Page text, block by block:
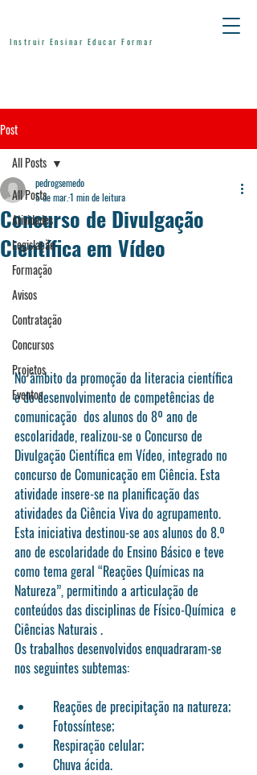
Instruir Ensinar Educar Formar
Post
All Posts
Atividades
Legislação
Formação
Avisos
Contratação
Concursos
Projetos
Eventos
All Posts
Concurso de Divulgação
Científica em Vídeo
pedrogsemedo
5 de mar. 1 min de leitura
No âmbito da promoção da literacia científica
e do desenvolvimento de competências de
comunicação  dos alunos do 8º ano de
escolaridade, realizou-se o Concurso de
Divulgação Científica em Vídeo, integrado no
concurso de Comunicação em Ciência. Esta
atividade insere-se na planificação das
atividades da Ciência Viva do agrupamento.
Esta iniciativa destinou-se aos alunos do 8.º
ano de escolaridade do Ensino Básico e teve
como tema geral “Reações Químicas na
Natureza”, permitindo a articulação de
conteúdos das disciplinas de Físico-Química  e
Ciências Naturais .
Os trabalhos desenvolvidos enquadraram-se
nos seguintes subtemas:
    Reações de precipitação na natureza;
    Fotossíntese;
    Respiração celular;
    Chuva ácida.